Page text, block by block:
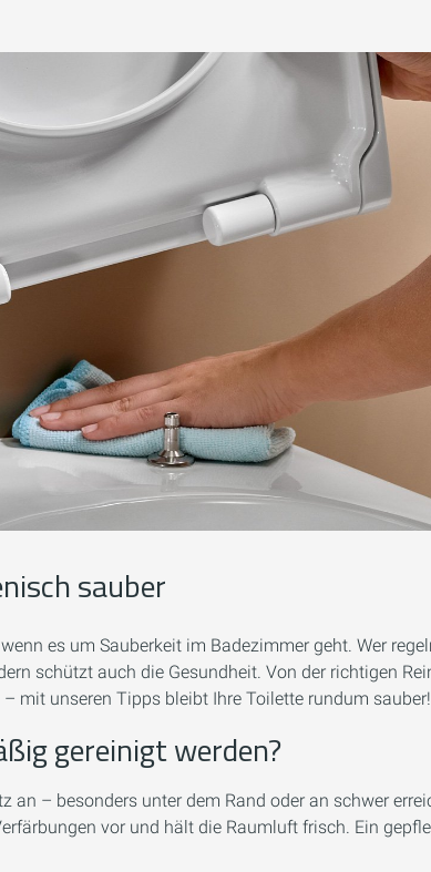
sauber
es um Sauberkeit im Badezimmer geht. Wer
schützt auch die Gesundheit. Von der richtigen
mit unseren Tipps bleibt Ihre Toilette rundum sauber!
gereinigt werden?
– besonders unter dem Rand oder an schwer
vor und hält die Raumluft frisch. Ein